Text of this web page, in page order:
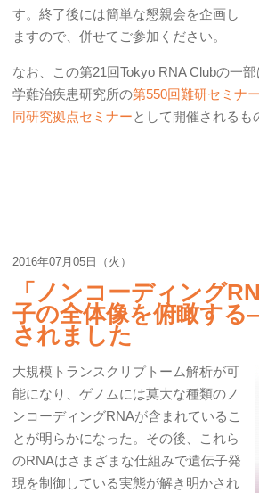
す。終了後には簡単な懇親会を企画し
ますので、併せてご参加ください。
なお、この第21回Tokyo RNA Clubの一
学難治疾患研究所の第550回難研セミナ
同研究拠点セミナーとして開催されるも
2016年07月05日（火）
「ノンコーディング
子の全体像を俯瞰する
されました
大規模トランスクリプトーム解析が可
能になり、ゲノムには莫大な種類のノ
ンコーディングRNAが含まれているこ
とが明らかになった。その後、これら
のRNAはさまざまな仕組みで遺伝子発
現を制御している実態が解き明かされ